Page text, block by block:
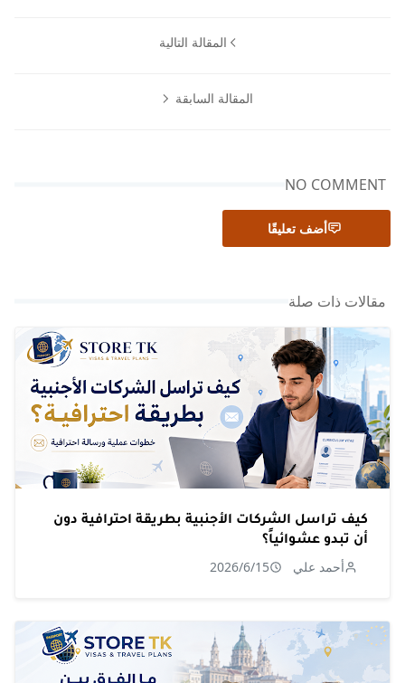
المقالة التالية
المقالة السابقة
NO COMMENT
أضف تعليقًا
مقالات ذات صلة
كيف تراسل الشركات الأجنبية بطريقة احترافية دون
أن تبدو عشوائياً؟
أحمد علي 2026/6/15